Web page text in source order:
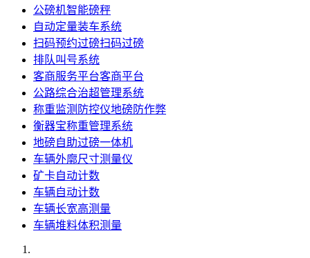
公磅机智能磅秤
自动定量装车系统
扫码预约过磅扫码过磅
排队叫号系统
客商服务平台客商平台
公路综合治超管理系统
称重监测防控仪地磅防作弊
衡器宝称重管理系统
地磅自助过磅一体机
车辆外廓尺寸测量仪
矿卡自动计数
车辆自动计数
车辆长宽高测量
车辆堆料体积测量